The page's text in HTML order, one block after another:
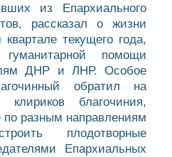
из Епархиального
рассказал о жизни
текущего года,
помощи
ДНР и ЛНР. Особое
обратил на
клириков благочиния,
разным направлениям
плодотворные
Епархиальных